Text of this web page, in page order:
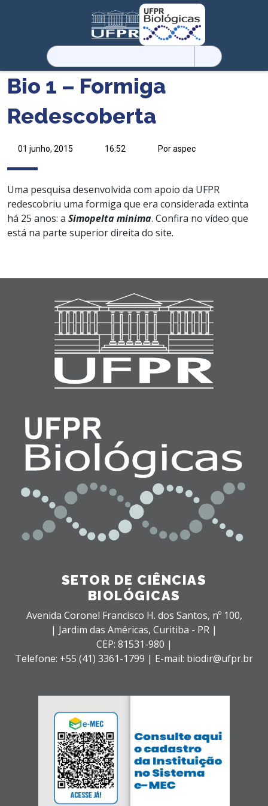
Pesquisar
por:
Bio 1 – Formiga
Redescoberta
01 junho, 2015 16:52 Por aspec
Uma pesquisa desenvolvida com apoio da UFPR
redescobriu uma formiga que era considerada extinta
há 25 anos: a Simopelta minima. Confira no vídeo que
está na parte superior direita do site.
SETOR DE CIÊNCIAS
BIOLÓGICAS
Avenida Coronel Francisco H. dos Santos, nº 100,
| Jardim das Américas, Curitiba - PR |
CEP: 81531-980 |
Telefone: +55 (41) 3361-1799 | E-mail: biodir@ufpr.br